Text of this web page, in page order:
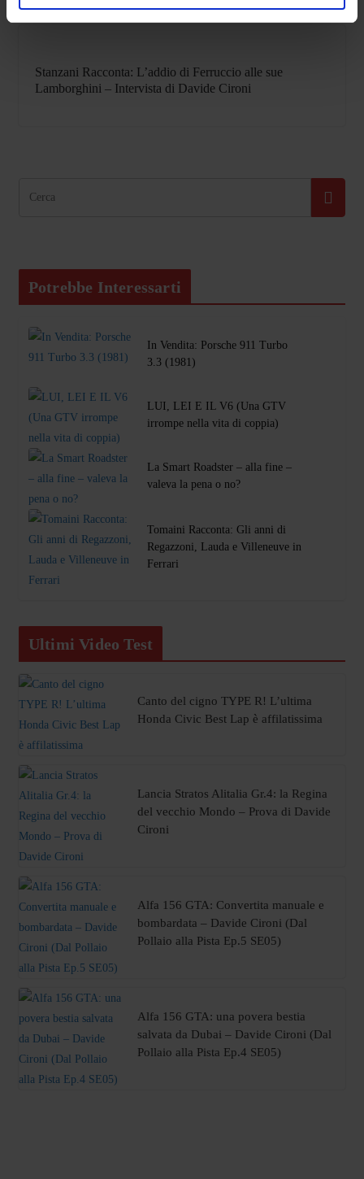
Stanzani Racconta: L’addio di Ferruccio alle sue
Lamborghini – Intervista di Davide Cironi
Potrebbe Interessarti
In Vendita: Porsche 911 Turbo
3.3 (1981)
LUI, LEI E IL V6 (Una GTV
irrompe nella vita di coppia)
La Smart Roadster – alla fine –
valeva la pena o no?
Tomaini Racconta: Gli anni di
Regazzoni, Lauda e Villeneuve in
Ferrari
Ultimi Video Test
Canto del cigno TYPE R! L’ultima
Honda Civic Best Lap è affilatissima
Lancia Stratos Alitalia Gr.4: la Regina
del vecchio Mondo – Prova di Davide
Cironi
Alfa 156 GTA: Convertita manuale e
bombardata – Davide Cironi (Dal
Pollaio alla Pista Ep.5 SE05)
Alfa 156 GTA: una povera bestia
salvata da Dubai – Davide Cironi (Dal
Pollaio alla Pista Ep.4 SE05)